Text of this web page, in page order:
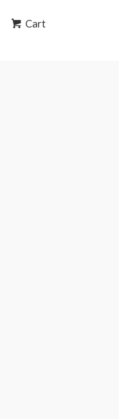
Cart